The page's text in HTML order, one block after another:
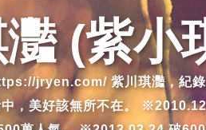
(紫小
jryen.com/ 紫川琪灩，紀
中，美好該無所不在。